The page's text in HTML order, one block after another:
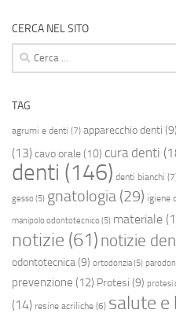
CERCA NEL SITO
Ricerca
per:
TAG
agrumi e denti (7) apparecchio denti (9)
(13) cavo orale(10) cura denti
denti (146) denti bianchi
gesso(5) gnatologia (29) igiene
manipolo odontotecnico(5) materiale
notizie (61) notizie
odontotecnica (9) ortodonzia(5)
prevenzione (12) Protesi (9) protesi
(14) resine acriliche (6) salute e